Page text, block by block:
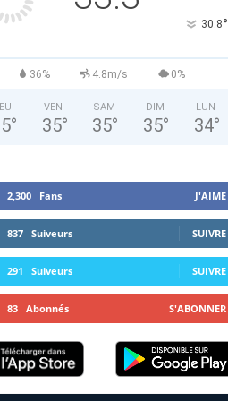
30.8°
36% 4.8m/s 0%
°
VEN
35°
SAM
35°
DIM
35°
LUN
34°
2,300 Fans J'AIME
837 Suiveurs SUIVRE
291 Suiveurs SUIVRE
83 Abonnés S'ABONNER